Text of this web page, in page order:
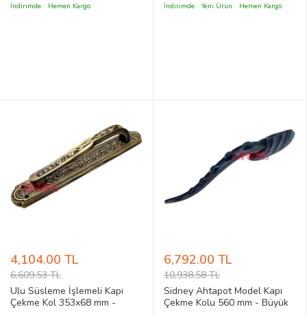
Restaurant Kapı Çekme Kol
İndirimde Hemen Kargo İndirimde Yeni Ürün Hemen Kargo
4,104.00 TL
6,609.53 TL
Ulu Süsleme İşlemeli Kapı
Çekme Kol 353x68 mm -
6,792.00 TL
10,938.58 TL
Sidney Ahtapot Model Kapı
Çekme Kolu 560 mm - Büyük